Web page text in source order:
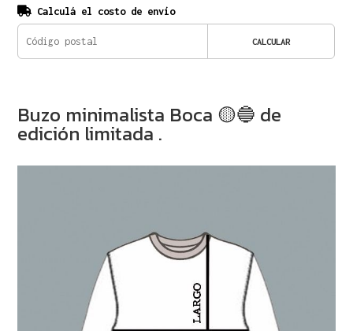
Calculá el costo de envío
CALCULAR
Buzo minimalista Boca 🟡🔵 de
edición limitada .